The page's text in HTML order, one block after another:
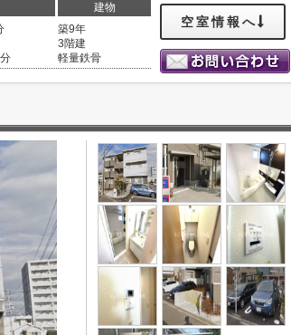
建物
築9年
3階建
軽量鉄骨
空室情報へ